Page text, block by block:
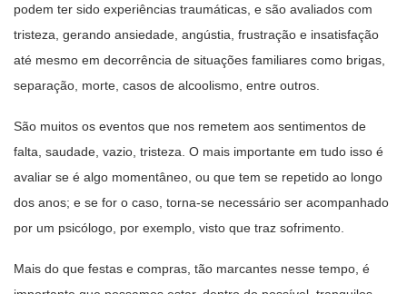
podem ter sido experiências traumáticas, e são avaliados com
tristeza, gerando ansiedade, angústia, frustração e insatisfação
até mesmo em decorrência de situações familiares como brigas,
separação, morte, casos de alcoolismo, entre outros.
São muitos os eventos que nos remetem aos sentimentos de
falta, saudade, vazio, tristeza. O mais importante em tudo isso é
avaliar se é algo momentâneo, ou que tem se repetido ao longo
dos anos; e se for o caso, torna-se necessário ser acompanhado
por um psicólogo, por exemplo, visto que traz sofrimento.
Mais do que festas e compras, tão marcantes nesse tempo, é